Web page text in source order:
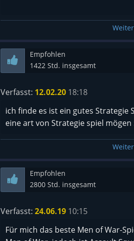
Empfohlen
1422 Std. insgesamt
Verfasst: 12.02.2018:18
ich finde es ist ein gutes Strategie
eine art von Strategie spiel mögen
Empfohlen
2800 Std. insgesamt
Verfasst: 24.06.1910:15
Für mich das beste Men of War-